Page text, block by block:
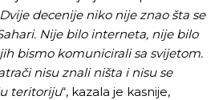
Dvije decenije niko nije znao šta se
Nije bilo interneta, nije bilo
bismo komunicirali sa svijetom.
nisu znali ništa i nisu se
teritoriju“, kazala je kasnije,